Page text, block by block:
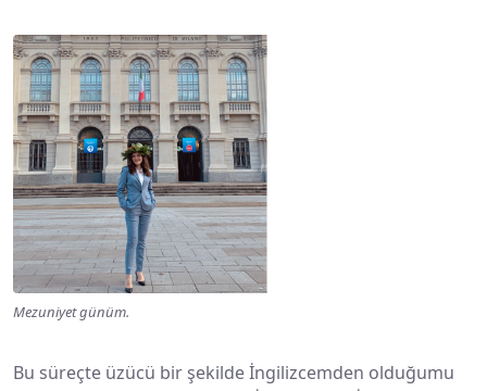
Mezuniyet günüm.
Bu süreçte üzücü bir şekilde İngilizcemden olduğumu